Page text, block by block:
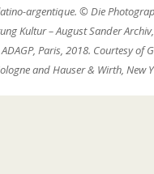
argentique. © Die
Kultur – August Sander
Paris, 2018. Courtesy of
and Hauser & Wirth, New